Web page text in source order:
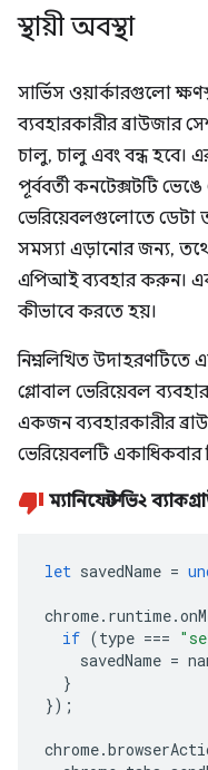
স্থায়ী অবস্থা
সার্ভিস ওয়ার্কারগুলো
ব্যবহারকারীর ব্রাউজার
চালু, চালু এবং বন্ধ
পূর্ববর্তী কনটেক্সটটি
ভেরিয়েবলগুলোতে ডেটা
সমস্যা এড়ানোর জন্য,
এপিআই ব্যবহার করুন।
কীভাবে করতে হয়।
নিম্নলিখিত
গ্লোবাল ভেরিয়েবল
একজন ব্যবহারকারীর
ভেরিয়েবলটি একাধিকবার
ম্যানিফেস্ট ভি২
let savedName =
chrome. runtime.
if (type ===
savedName =
}
});
chrome.